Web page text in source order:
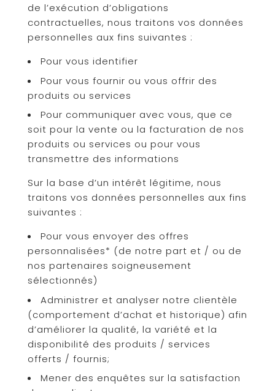
de l’exécution d’obligations
contractuelles, nous traitons vos données
personnelles aux fins suivantes :
Pour vous identifier
Pour vous fournir ou vous offrir des
produits ou services
Pour communiquer avec vous, que ce
soit pour la vente ou la facturation de nos
produits ou services ou pour vous
transmettre des informations
Sur la base d’un intérêt légitime, nous
traitons vos données personnelles aux fins
suivantes :
Pour vous envoyer des offres
personnalisées* (de notre part et / ou de
nos partenaires soigneusement
sélectionnés)
Administrer et analyser notre clientèle
(comportement d’achat et historique) afin
d’améliorer la qualité, la variété et la
disponibilité des produits / services
offerts / fournis;
Mener des enquêtes sur la satisfaction